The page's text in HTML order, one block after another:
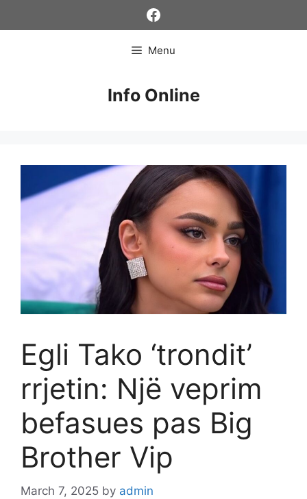
Facebook
Menu
Info Online
Egli Tako ‘trondit’
rrjetin: Një veprim
befasues pas Big
Brother Vip
March 7, 2025 by admin